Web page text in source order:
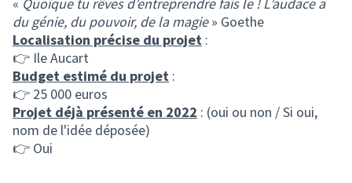
du génie, du pouvoir, de la magie» Goethe
Localisation précise du projet :
👉 Ile Aucart
Budget estimé du projet :
👉 25 000 euros
Projet déjà présenté en 2022 : (oui ou non / Si oui,
nom de l'idée déposée)
👉 Oui